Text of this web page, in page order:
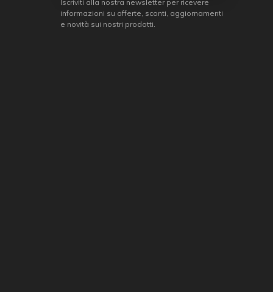
Iscriviti alla nostra newsletter per ricevere
informazioni su offerte, sconti, aggiornamenti
e novità sui nostri prodotti.